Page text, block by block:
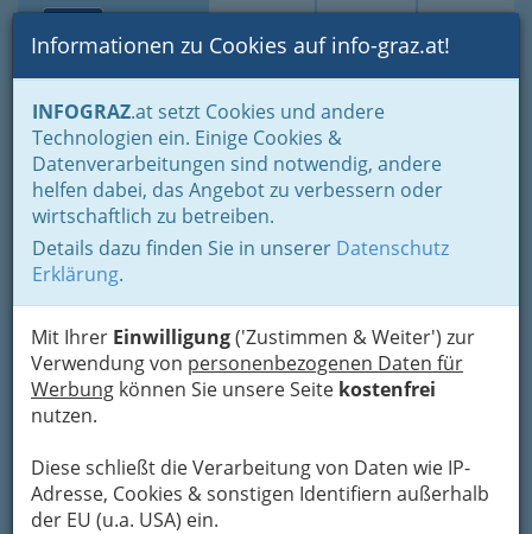
Suche Login Toggle
Informationen zu Cookies auf info-graz.at!
INFOGRAZ.at setzt Cookies und andere
Technologien ein. Einige Cookies &
Datenverarbeitungen sind notwendig, andere
helfen dabei, das Angebot zu verbessern oder
wirtschaftlich zu betreiben.
Details dazu finden Sie in unserer Datenschutz
Erklärung.
Mit Ihrer Einwilligung('Zustimmen & Weiter') zur
Verwendung von personenbezogenen Daten für
Werbung können Sie unsere Seite kostenfrei
nutzen.
Diese schließt die Verarbeitung von Daten wie IP-
Adresse, Cookies & sonstigen Identifiern außerhalb
der EU (u.a. USA) ein.
Home Branchen
Bauen - der Weg zum eigenen Haus
Immobilienbüros, Immobilienmakler, Immobilienverwalter und
Immobilientreuhänder
Rund um Immobilien
Adressen von Immobilienbüros / Makler bzw. Maklerin
Mag. Patrizia Fellner
Kindermanngasse 20, 8020 Graz
Karte
Adresse mit Google Maps anschauen